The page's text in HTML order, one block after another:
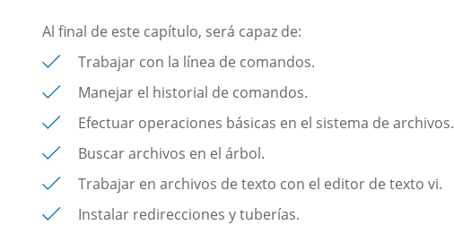
Al final de este capítulo, será capaz de:
Trabajar con la línea de comandos.
Manejar el historial de comandos.
Efectuar operaciones básicas en el sistema de archivos.
Buscar archivos en el árbol.
Trabajar en archivos de texto con el editor de texto vi.
Instalar redirecciones y tuberías.